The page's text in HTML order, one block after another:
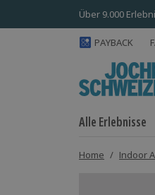
Über 9.000
PAYBACK
Alle Erlebnisse
Home / Indoor